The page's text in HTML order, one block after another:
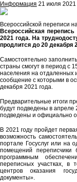
Информация 21 июля 2021
Всероссийской переписи
Всероссийская
2021 года. На
продлится до 20 декабря
Самостоятельно
страны смогут в период с
населения на отдаленных
сообщение с которыми в
декабря 2021 года.
Предварительные итоги
будут подведены в апреле
подведены и официально
В 2021 году пройдет
возможность
портале Госуслуг или на
помещений переписчики
программным
переписных участках, в
центров оказания
документы».